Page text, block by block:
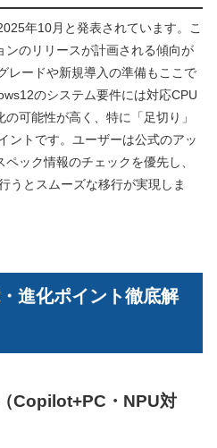
年10月と発表されています。こ
のリリースが計画される傾向が
レードや新規導入の準備もここで
のシステム要件には対応CPU
可能性が高く、特に「足切り」
ントです。ユーザーは公式のアッ
ック情報のチェックを優先し、
うとスムーズな移行が実現しま
進化ポイント徹底解
Copilot+PC・NPU対